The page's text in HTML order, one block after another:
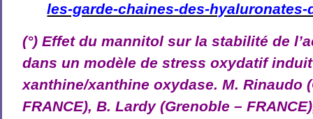
les-garde-chaines-des-
(°) Effet du mannitol sur la stabilité de
dans un modèle de stress oxydatif
xanthine/xanthine oxydase. M. Rinaudo
FRANCE), B. Lardy (Grenoble –